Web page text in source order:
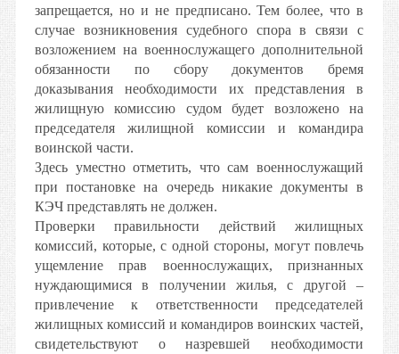
запрещается, но и не предписано. Тем более, что в
случае возникновения судебного спора в связи с
возложением на военнослужащего дополнительной
обязанности по сбору документов бремя
доказывания необходимости их представления в
жилищную комиссию судом будет возложено на
председателя жилищной комиссии и командира
воинской части.
Здесь уместно отметить, что сам военнослужащий
при постановке на очередь никакие документы в
КЭЧ представлять не должен.
Проверки правильности действий жилищных
комиссий, которые, с одной стороны, могут повлечь
ущемление прав военнослужащих, признанных
нуждающимися в получении жилья, с другой –
привлечение к ответственности председателей
жилищных комиссий и командиров воинских частей,
свидетельствуют о назревшей необходимости